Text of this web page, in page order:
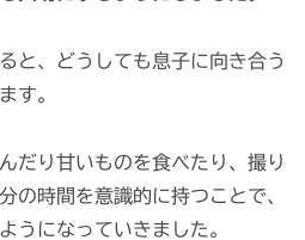
と、どうしても息子に向き合う
す。
だり甘いものを食べたり、撮り
の時間を意識的に持つことで、
うになっていきました。